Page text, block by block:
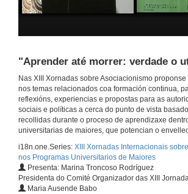
"Aprender até morrer: verdade o
Nas XIII Xornadas sobre Asociacionismo
nos temas relacionados coa formación continua,
reflexións, experiencias e propostas para as
sociais e políticas a cerca do punto de vista
recollidas durante o proceso de aprendizaxe
universitarias de maiores, que potencian o
i18n.one.Series: XIII Xornadas Internacionais
nos Programas Universitarios de Maiores
Presenta: Marina Troncoso Rodríguez
Presidenta do Comité Organizador das XIII
Maria Ausende Babo
19 de set. de 2014
19 de set. de 2014